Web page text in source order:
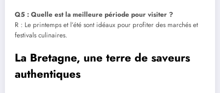
Q5 : Quelle est la meilleure période pour visiter ?
R : Le printemps et l’été sont idéaux pour profiter des marchés et
festivals culinaires.
La Bretagne, une terre de saveurs
authentiques